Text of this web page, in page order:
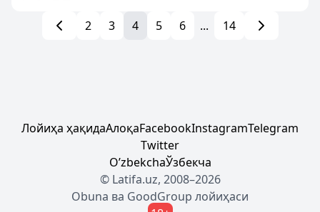
2 3 4 5 6 ... 14
Лойиҳа ҳақидаАлоқаFacebookInstagramTelegram
Twitter
OʼzbekchaЎзбекча
© Latifa.uz, 2008–2026
Obuna ва GoodGroup лойиҳаси